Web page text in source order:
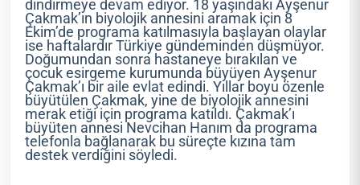
dindirmeye devam ediyor. 18 yaşındaki Ayşenur
Çakmak’ın biyolojik annesini aramak için 8
Ekim’de programa katılmasıyla başlayan olaylar
ise haftalardır Türkiye gündeminden düşmüyor.
Doğumundan sonra hastaneye bırakılan ve
çocuk esirgeme kurumunda büyüyen Ayşenur
Çakmak’ı bir aile evlat edindi. Yıllar boyu özenle
büyütülen Çakmak, yine de biyolojik annesini
merak etiği için programa katıldı. Çakmak’ı
büyüten annesi Nevcihan Hanım da programa
telefonla bağlanarak bu süreçte kızına tam
destek verdiğini söyledi.